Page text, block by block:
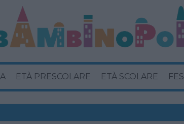
ETÀ PRESCOLARE ETÀ SCOLARE